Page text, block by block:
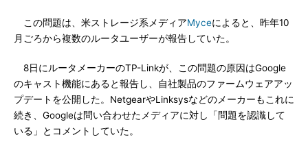
この問題は、米ストレージ系メディアMyceによると、昨年10
月ごろから複数のルータユーザーが報告していた。
8日にルータメーカーのTP-Linkが、この問題の原因はGoogle
のキャスト機能にあると報告し、自社製品のファームウェアアッ
プデートを公開した。NetgearやLinksysなどのメーカーもこれに
続き、Googleは問い合わせたメディアに対し「問題を認識して
いる」とコメントしていた。